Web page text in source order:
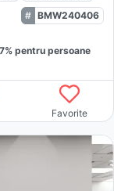
BMW240406
% pentru persoane
Favorite